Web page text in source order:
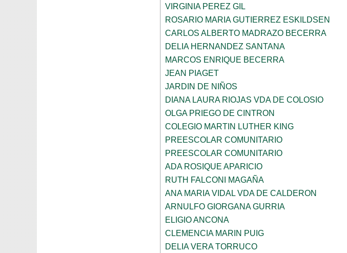
VIRGINIA PEREZ GIL
ROSARIO MARIA GUTIERREZ ESKILDSEN
CARLOS ALBERTO MADRAZO BECERRA
DELIA HERNANDEZ SANTANA
MARCOS ENRIQUE BECERRA
JEAN PIAGET
JARDIN DE NIÑOS
DIANA LAURA RIOJAS VDA DE COLOSIO
OLGA PRIEGO DE CINTRON
COLEGIO MARTIN LUTHER KING
PREESCOLAR COMUNITARIO
PREESCOLAR COMUNITARIO
ADA ROSIQUE APARICIO
RUTH FALCONI MAGAÑA
ANA MARIA VIDAL VDA DE CALDERON
ARNULFO GIORGANA GURRIA
ELIGIO ANCONA
CLEMENCIA MARIN PUIG
DELIA VERA TORRUCO